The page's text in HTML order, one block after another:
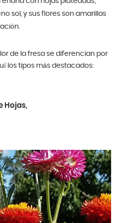
sol, y sus flores son amarillas
de la fresa se diferencian por
los tipos más destacados:
Hojas,